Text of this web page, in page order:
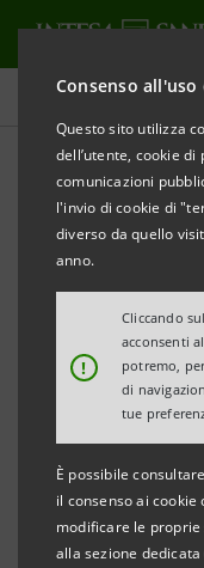
Consenso
Questo sito utilizza
dell’utente, cookie
comunicazioni
l'invio di cookie di
diverso da quello
anno.
!
Cliccando
acconsenti
potremo,
di
tue
È possibile
il consenso ai
modificare le
alla sezione dedicata
Comunicati stampa
STAMPA AGGIORNA
INTESA
Utile netto
oltre 5,3 miliardi
cessione di
miliardi del primo
• Utile netto
semestre 2007 a
2.468 mln. del
• Risultato della